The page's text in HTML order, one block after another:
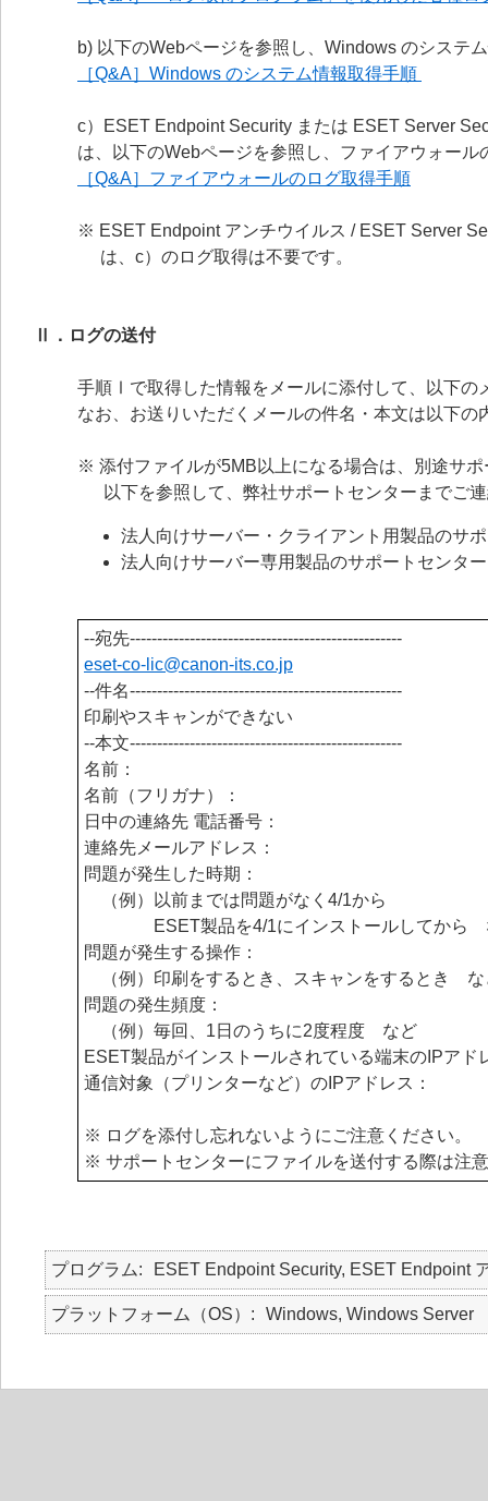
b) 以下のWebページを参照し、Windows のシステ
［Q&A］Windows のシステム情報取得手順
c）ESET Endpoint Security または ESET Server
は、以下のWebページを参照し、ファイアウォール
［Q&A］ファイアウォールのログ取得手順
※ ESET Endpoint アンチウイルス / ESET Server
は、c）のログ取得は不要です。
Ⅱ．ログの送付
手順Ⅰで取得した情報をメールに添付して、以下の
なお、お送りいただくメールの件名・本文は以下の
※ 添付ファイルが5MB以上になる場合は、別途サ
以下を参照して、弊社サポートセンターまでご
法人向けサーバー・クライアント用製品のサ
法人向けサーバー専用製品のサポートセンタ
--宛先--------------------------------------------------
eset-co-lic@canon-its.co.jp
--件名--------------------------------------------------
印刷やスキャンができない
--本文--------------------------------------------------
名前：
名前（フリガナ）：
日中の連絡先 電話番号：
連絡先メールアドレス：
問題が発生した時期：
（例）以前までは問題がなく4/1から
ESET製品を4/1にインストールしてから
問題が発生する操作：
（例）印刷をするとき、スキャンをするとき な
問題の発生頻度：
（例）毎回、1日のうちに2度程度 など
ESET製品がインストールされている端末のIPアド
通信対象（プリンターなど）のIPアドレス：
※ ログを添付し忘れないようにご注意ください。
※ サポートセンターにファイルを送付する際は注
プログラム ESET Endpoint Security, ESET Endpoint
プラットフォーム（OS） Windows, Windows Server